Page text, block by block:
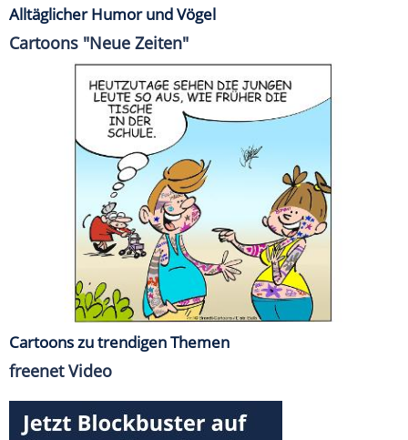
Alltäglicher Humor und Vögel
Cartoons "Neue Zeiten"
Cartoons zu trendigen Themen
freenet Video